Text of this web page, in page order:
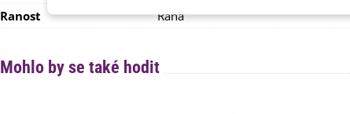
Ranost
Raná
Mohlo by se také hodit